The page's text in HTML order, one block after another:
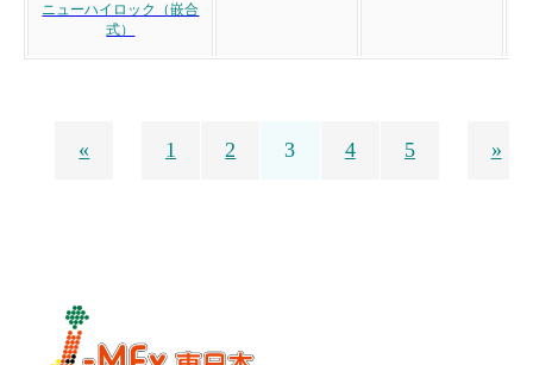
ニューハイロック（嵌合
式）
« 1 2 3 4 5 »